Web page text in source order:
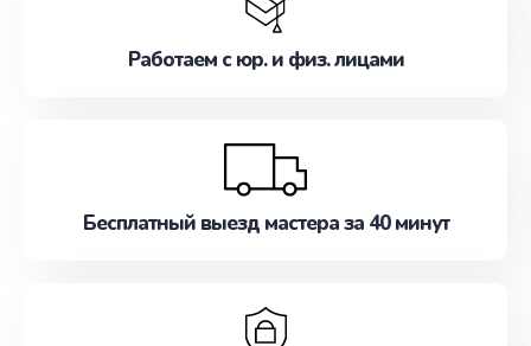
Работаем с юр. и физ. лицами
Бесплатный выезд мастера за 40 минут